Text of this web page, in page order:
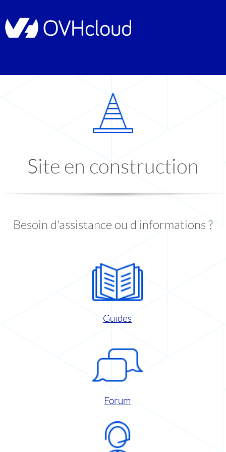
Site en construction
Besoin d'assistance ou d'informations ?
Guides
Forum